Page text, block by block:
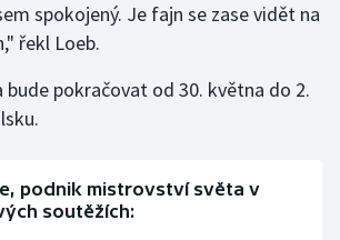
spokojený. Je fajn se zase vidět na
řekl Loeb.
pokračovat od 30. května do 2.
podnik mistrovství světa v
soutěžích: